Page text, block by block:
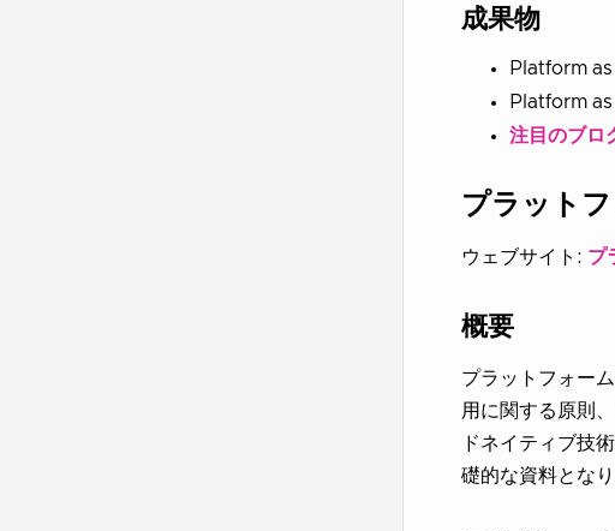
成果物
Platform
Platform
注目のブロ
プラット
ウェブサイト: プ
概要
プラットフォー
用に関する原則
ドネイティブ技
礎的な資料となり